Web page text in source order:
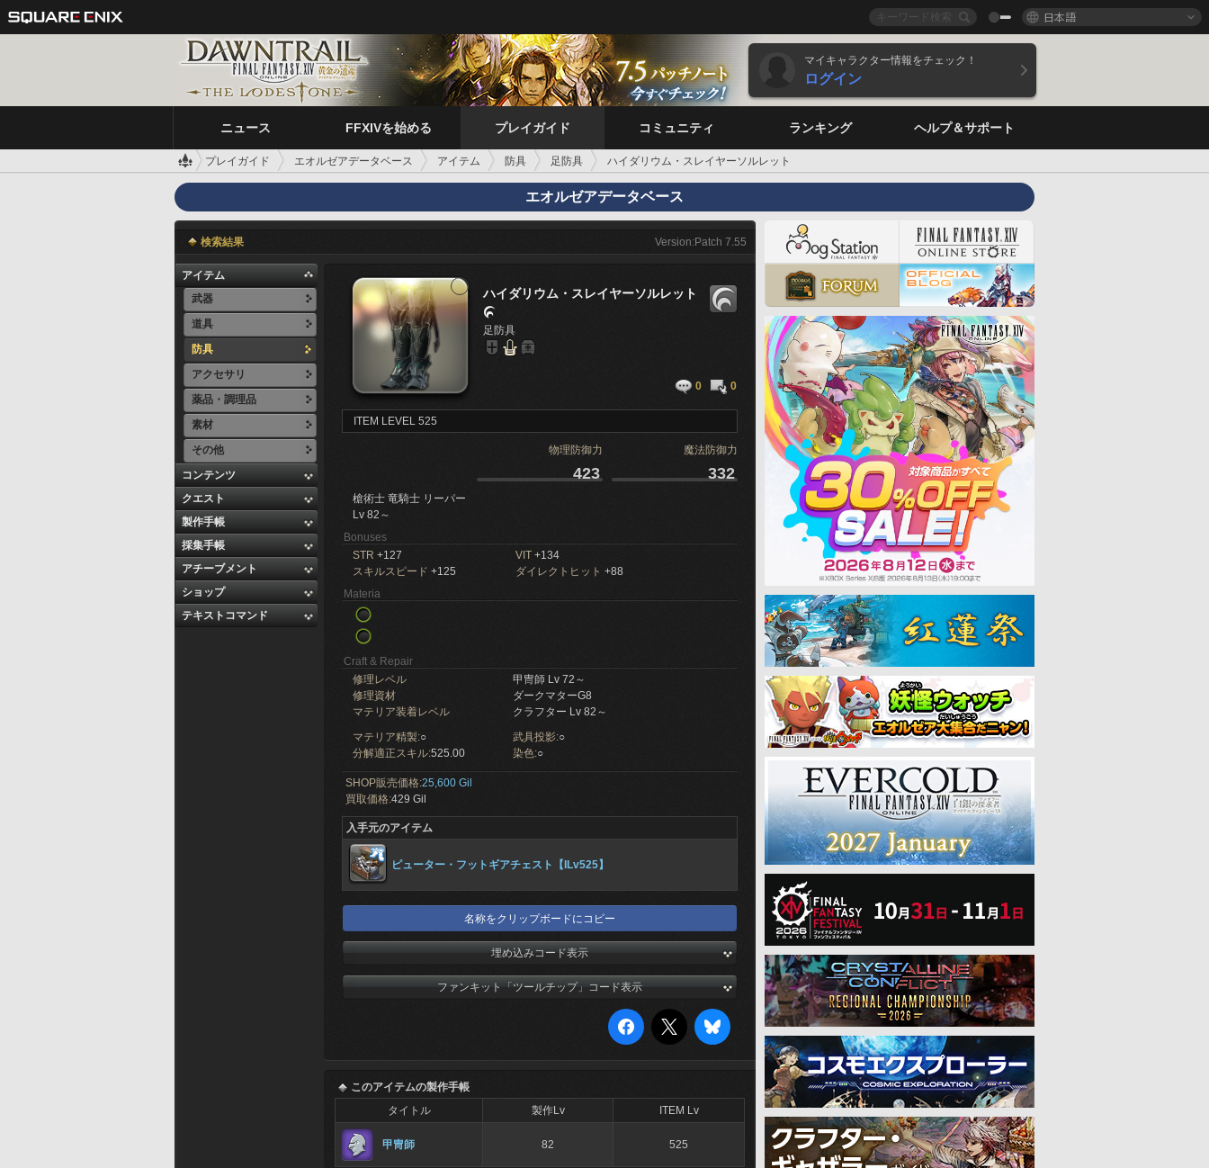
日本語
マイキャラクター情報をチェック！
ログイン
ニュース FFXIVを始める プレイガイド コミュニティ ランキング ヘルプ＆サポート
プレイガイド エオルゼアデータベース アイテム 防具 足防具 ハイダリウム・スレイヤーソルレット
エオルゼアデータベース
検索結果 Version:Patch 7.55
アイテム
武器
道具
防具
アクセサリ
薬品・調理品
素材
その他
コンテンツ
クエスト
製作手帳
採集手帳
アチーブメント
ショップ
テキストコマンド
ハイダリウム・スレイヤーソルレット

足防具
0 0
ITEM LEVEL 525
物理防御力 魔法防御力
423 332
槍術士 竜騎士 リーパー
Lv 82～
Bonuses
STR +127 VIT +134
スキルスピード +125 ダイレクトヒット +88
Materia
Craft & Repair
修理レベル
甲冑師 Lv 72～
修理資材
ダークマターG8
マテリア装着レベル
クラフター Lv 82～
マテリア精製:○ 武具投影:○
分解適正スキル:525.00 染色:○
SHOP販売価格:25,600 Gil
買取価格:429 Gil
入手元のアイテム
ピューター・フットギアチェスト【ILv525】
名称をクリップボードにコピー
埋め込みコード表示
ファンキット「ツールチップ」コード表示
このアイテムの製作手帳
タイトル
製作Lv ITEM Lv
甲冑師 82 525